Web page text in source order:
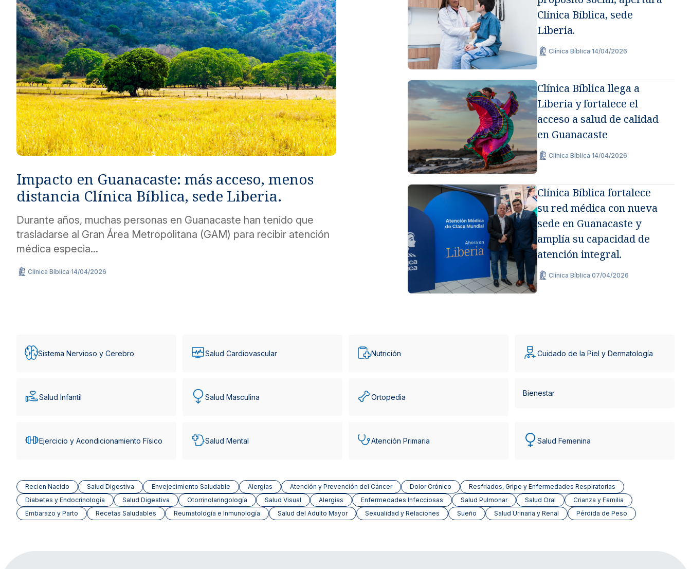
Métodos de pago seguros, simples y convenientes.
Impacto en Guanacaste: más acceso, menos
distancia Clínica Bíblica, sede Liberia.
Durante años, muchas personas en Guanacaste han tenido que
trasladarse al Gran Área Metropolitana (GAM) para recibir atención
médica especia...
Clínica Bíblica·14/04/2026
Clínica Bíblica, sede
Liberia.
Clínica Bíblica·14/04/2026
Clínica Bíblica llega a
Liberia y fortalece el
acceso a salud de calidad
en Guanacaste
Clínica Bíblica·14/04/2026
Clínica Bíblica fortalece
su red médica con nueva
sede en Guanacaste y
amplía su capacidad de
atención integral.
Clínica Bíblica·07/04/2026
Sistema Nervioso y Cerebro Salud Cardiovascular Nutrición Cuidado de la Piel y Dermatología
Salud Infantil Salud Masculina Ortopedia Bienestar
Ejercicio y Acondicionamiento Físico Salud Mental Atención Primaria Salud Femenina
Recien Nacido Salud Digestiva Envejecimiento Saludable Alergias Atención y Prevención del Cáncer Dolor Crónico
Resfriados, Gripe y Enfermedades Respiratorias
Diabetes y Endocrinología
Salud Digestiva Otorrinolaringología Salud Visual Alergias Enfermedades Infecciosas Salud Pulmonar Salud Oral
Crianza y Familia
Embarazo y Parto
Recetas Saludables Reumatología e Inmunología Salud del Adulto Mayor Sexualidad y Relaciones Sueño Salud Urinaria y Renal Pérdida de Peso